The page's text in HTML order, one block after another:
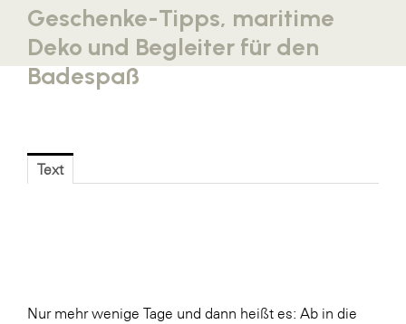
Blaguss
Bundesverband Sonnenschutztechnik
Cineplexx
Darbo
EY
Geschenke-Tipps, maritime
Deko und Begleiter für den
Badespaß
Text
Nur mehr wenige Tage und dann heißt es: Ab in die